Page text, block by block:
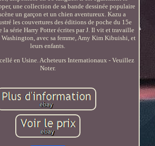
une collection de sa bande dessinée populaire
un garçon et un chien aventureux. Kazu a
les couvertures des éditions de poche du 15e
la série Harry Potter écrites par J. Il vit et travaille
Washington, avec sa femme, Amy Kim Kibuishi, et
leurs enfants.
en Usine. Acheteurs Internationaux - Veuillez
Noter.